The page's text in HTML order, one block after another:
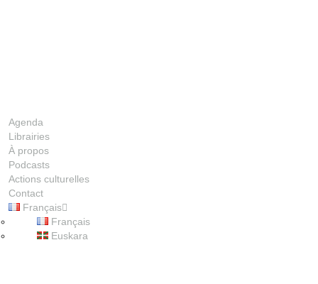
Agenda
Librairies
À propos
Podcasts
Actions culturelles
Contact
Français
Français
Euskara
00:00